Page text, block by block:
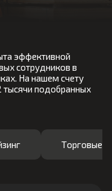
эффективной
сотрудников в
На нашем счету
тысячи подобранных
Торговые